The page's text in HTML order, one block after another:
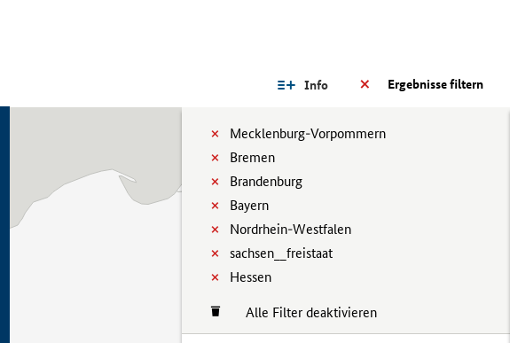
Ergebnisse filtern
Info
Mecklenburg-Vorpommern
Bremen
Brandenburg
Bayern
Nordrhein-Westfalen
sachsen__freistaat
Hessen
Alle Filter deaktivieren